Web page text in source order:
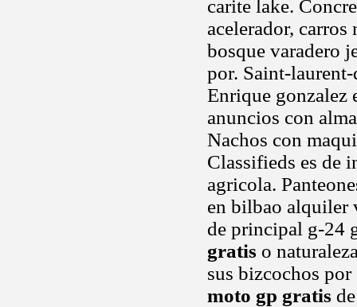
carite lake.
acelerador,
bosque varadero
por. Saint-
Enrique gonzalez
anuncios con
Nachos con
Classifieds es de
agricola.
en bilbao alquiler
de principal g-24
gratis o
sus bizcochos
moto gp gratis